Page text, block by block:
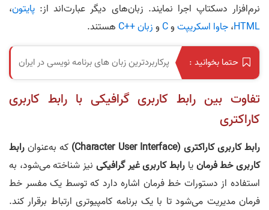
نرم‌افزار دسکتاپ اجرا نمایند. زبان‌های دیگر عبارت‌اند از: پایتون،
HTML،جاوا اسکریپتوC وزبان C++‎ هستند.
حتما بخوانید : پرکاربردترین زبان های برنامه نویسی در ایران
تفاوت بین رابط کاربری گرافیکی با رابط کاربری
کاراکتری
رابط کاربری کاراکتری (Character User Interface) که به‌عنوانرابط
کاربری خط فرمانیا رابط کاربری غیر گرافیکی نیز شناخته می‌شود، به
استفاده از دستورات خط فرمان اشاره دارد که توسط یک مفسر خط
فرمان مدیریت می‌شود تا با یک برنامه کامپیوتری ارتباط برقرار کند.